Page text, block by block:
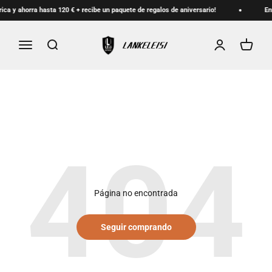
Ir al contenido
y ahorra hasta 120 € + recibe un paquete de regalos de aniversario!
Menú Buscar
lankeleisi.eu
Iniciar sesión
Carrito
Página no encontrada
Seguir comprando